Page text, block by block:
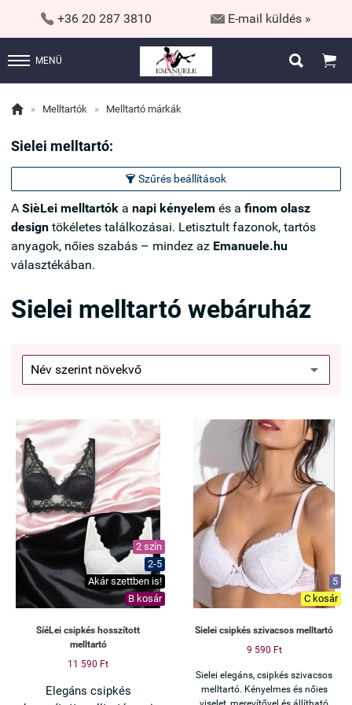
 +36 20 287 3810  E-mail küldés »
MENÜ  
 » Melltartók » Melltartó márkák
Sielei melltartó:
 Szűrés beállítások
A SièLei melltartók a napi kényelem és a finom olasz
design tökéletes találkozásai. Letisztult fazonok, tartós
anyagok, nőies szabás – mindez az Emanuele.hu
választékában.
Sielei melltartó webáruház
2 szín
2-5
Akár szettben is!
B kosár
SíéLei csipkés hosszított
melltartó
11 590 Ft
Elegáns csipkés
5
C kosár
Sielei csipkés szivacsos melltartó
9 590 Ft
Sielei elegáns, csipkés szivacsos
melltartó. Kényelmes és nőies